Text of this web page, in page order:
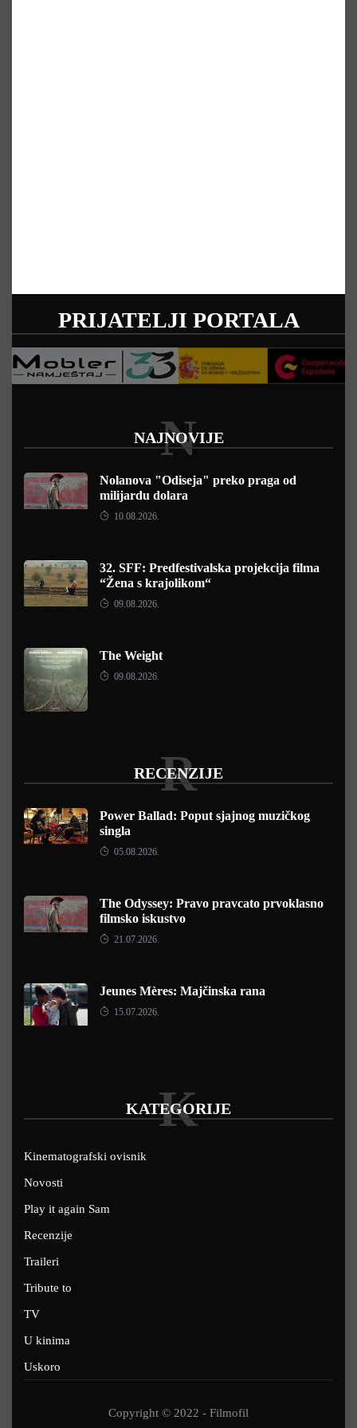
PRIJATELJI PORTALA
NAJNOVIJE
N
Nolanova "Odiseja" preko praga od
milijardu dolara
10.08.2026.
32. SFF: Predfestivalska projekcija filma
“Žena s krajolikom“
09.08.2026.
The Weight
09.08.2026.
RECENZIJE
R
Power Ballad: Poput sjajnog muzičkog
singla
05.08.2026.
The Odyssey: Pravo pravcato prvoklasno
filmsko iskustvo
21.07.2026.
Jeunes Mères: Majčinska rana
15.07.2026.
KATEGORIJE
K
Kinematografski ovisnik
Novosti
Play it again Sam
Recenzije
Traileri
Tribute to
TV
U kinima
Uskoro
Copyright © 2022 - Filmofil